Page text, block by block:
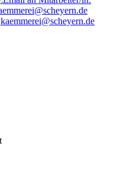
kaemmerei@scheyern.de